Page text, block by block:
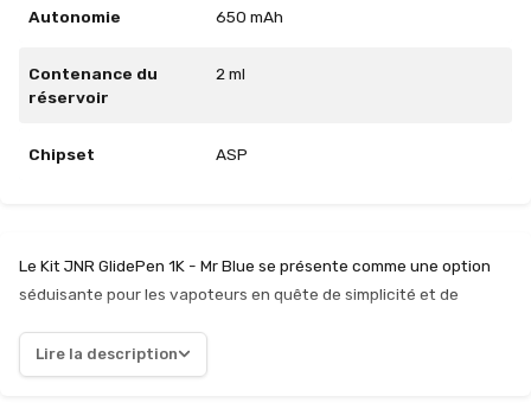
Autonomie 650 mAh
Contenance du
réservoir
2 ml
Chipset ASP
Le Kit JNR GlidePen 1K - Mr Blue se présente comme une option
séduisante pour les vapoteurs en quête de simplicité et de
une autonomie suffisante pour une utilisation quotidienne, tout
en se rechargeant rapidement via USB-C. Ce kit se distingue par
Lire la description